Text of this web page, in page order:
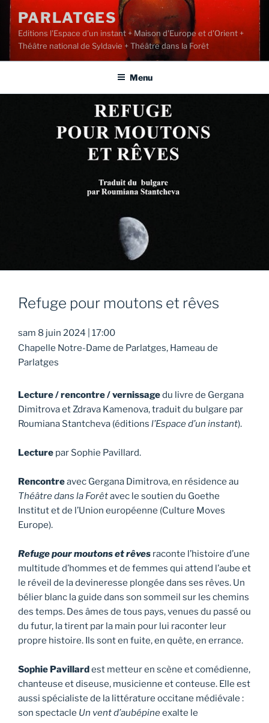
Aller
contenu
principal
PARLATGES
Editions l'Espace d'un instant + Maison d'Europe et d'Orient +
Théâtre national de Syldavie + Théâtre dans la Forêt
Menu
Refuge pour moutons et rêves
sam 8 juin 2024
17:00
Chapelle Notre-Dame de Parlatges, Hameau de
Parlatges
Lecture / rencontre / vernissagedu livre de Gergana
Dimitrova et Zdrava Kamenova,traduit du bulgare par
Roumiana Stantcheva (éditions l’Espace d’un instant).
Lecture par Sophie Pavillard.
Rencontreavec Gergana Dimitrova, en résidence au
Théâtre dans la Forêtavec le soutien du Goethe
Institut et de l’Union européenne (Culture Moves
Europe).
Refuge pour moutons et rêves raconte l’histoire d’une
multitude d’hommes et de femmes qui attend l’aube et
le réveil de la devineresse plongée dans ses rêves. Un
bélier blanc la guide dans son sommeil sur les chemins
des temps. Des âmes de tous pays, venues du passé ou
du futur, la tirent par la main pour lui raconter leur
propre histoire. Ils sont en fuite, en quête, en errance.
Sophie Pavillardest metteur en scène et comédienne,
chanteuse et diseuse, musicienne et conteuse. Elle est
aussi spécialiste de la littérature occitane médiévale :
son spectacle Un vent d’aubépineexalte le